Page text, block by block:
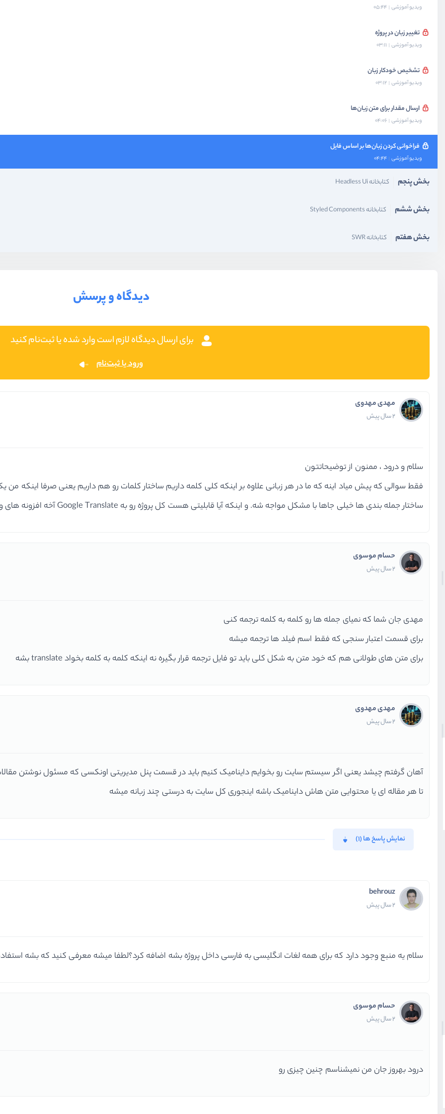
ویدیو آموزشی 05:44
تغییر زبان در پروژه
ویدیو آموزشی 03:11
تشخیص خودکار زبان
ویدیو آموزشی 03:12
ارسال مقدار برای متن زبان‌ها
ویدیو آموزشی 04:06
فراخوانی کردن زبان‌ها بر اساس فایل
ویدیو آموزشی 04:44
بخش پنجم کتابخانه Headless Ui
بخش ششم کتابخانه Styled Components
بخش هفتم کتابخانه SWR
دیدگاه و پرسش
برای ارسال دیدگاه لازم است وارد شده یا ثبت‌نام کنید
ورود یا ثبت‌نام
مهدی مهدوی
2 سال پیش
سلام و درود ، ممنون از توضیحاتتون
فقط سوالی که پیش میاد اینه که ما در هر زبانی علاوه بر اینکه کلی کلمه داریم ساختار کلمات رو هم داریم یعنی صرفا اینکه
ساختار جمله بندی ها خیلی جاها با مشکل مواجه شه. و اینکه آیا قابلیتی هست کل پروژه رو به Google Translate آخه افزونه های وردپرسی هستن که این کارو میکنن
حسام موسوی
2 سال پیش
مهدی جان شما که نمیای جمله ها رو کلمه به کلمه ترجمه کنی
برای قسمت اعتبار سنجی که فقط اسم فیلد ها ترجمه میشه
برای متن های طولانی هم که خود متن به شکل کلی باید تو فایل ترجمه قرار بگیره نه اینکه کلمه به کلمه بخواد translate بشه
مهدی مهدوی
2 سال پیش
تا هر مقاله ای یا محتوایی متن هاش داینامیک باشه اینجوری کل سایت به درستی چند زبانه میشه
نمایش پاسخ ها (1)
behrouz
2 سال پیش
سلام یه منبع وجود دارد که برای همه لغات انگلیسی به فارسی داخل پروژه بشه اضافه کرد؟لطفا میشه معرفی کنید که بشه
حسام موسوی
2 سال پیش
درود بهروز جان من نمیشناسم چنین چیزی رو